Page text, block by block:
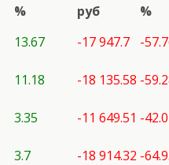
%
руб
%
13.67 -17 947.7 -
11.18 -18 135.58 -
3.35 -11 649.51 -
3.7 -18 914.32 -